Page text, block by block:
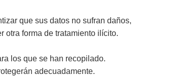
que sus datos no sufran daños,
otra forma de tratamiento ilícito.
los que se han recopilado.
adecuadamente.